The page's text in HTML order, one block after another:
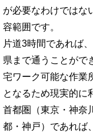
が必要なわけではな
容範囲です。
片道3時間であれば
県まで通うことがで
宅ワーク可能な作業
となるため現実的に
首都圏（東京・神奈
都・神戸）であれば